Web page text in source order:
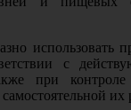
использовать
с
при
их